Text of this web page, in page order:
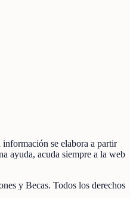
se elabora a partir
ayuda, acuda siempre a la web
y Becas. Todos los derechos